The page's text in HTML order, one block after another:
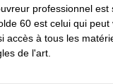
professionnel est
60 est celui qui peut
accès à tous les
de l'art.